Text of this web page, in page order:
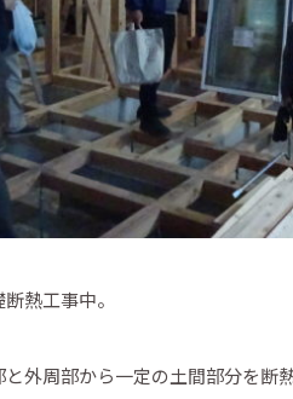
熱工事中。
外周部から一定の土間部分を断